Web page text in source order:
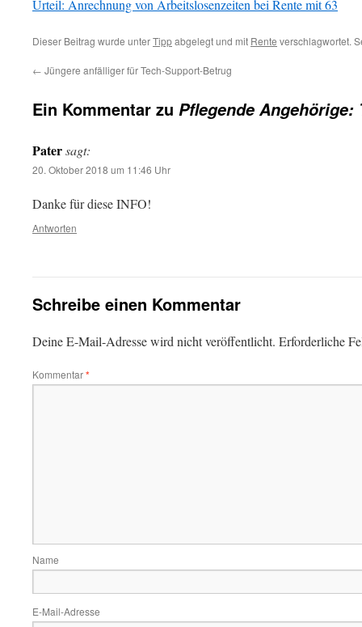
Urteil: Anrechnung von Arbeitslosenzeiten bei Rente mit 63
Dieser Beitrag wurde unterTippabgelegt und mit Rente verschlagwortet.
← Jüngere anfälliger für Tech-Support-Betrug
Ein Kommentar zu Pflegende
Patersagt:
20. Oktober 2018 um 11:46 Uhr
Danke für diese INFO!
Antworten
Schreibe einen Kommentar
Deine E-Mail-Adresse wird nicht veröffentlicht. Erforderliche
Kommentar*
Name
E-Mail-Adresse